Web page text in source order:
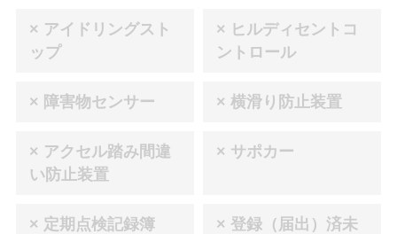
× アイドリングスト
ップ
× ヒルディセントコ
ントロール
× 障害物センサー × 横滑り防止装置
× アクセル踏み間違
い防止装置
× サポカー
× 定期点検記録簿
× 登録（届出）済未